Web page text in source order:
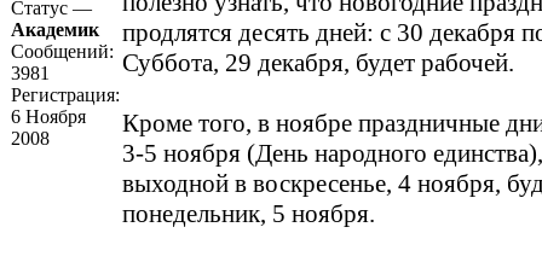
Статус —
Академик
Сообщений:
3981
Регистрация:
6 Ноября
2008
продлятся десять дней: с 30 декабря
Суббота, 29 декабря, будет рабочей.
Кроме того, в ноябре праздничные
3-5 ноября (День народного
выходной в воскресенье, 4 ноября,
понедельник, 5 ноября.